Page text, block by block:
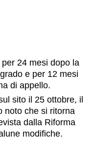
24 mesi dopo la
e per 12 mesi
di appello.
sito il 25 ottobre, il
noto che si ritorna
dalla Riforma
modifiche.